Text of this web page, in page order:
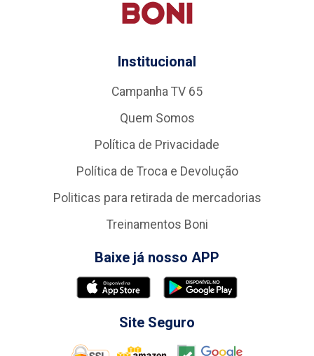
Institucional
Campanha TV 65
Quem Somos
Política de Privacidade
Política de Troca e Devolução
Politicas para retirada de mercadorias
Treinamentos Boni
Baixe já nosso APP
Site Seguro